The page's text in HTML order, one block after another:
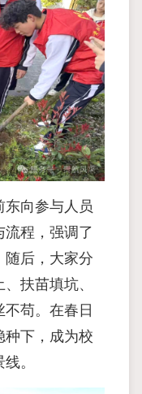
向参与人员
程，强调了
随后，大家分
扶苗填坑、
苟。在春日
种下，成为校
。